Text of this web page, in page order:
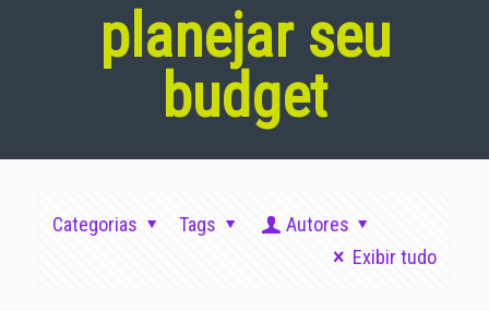
planejar seu
budget
Categorias Tags
Autores
Exibir tudo